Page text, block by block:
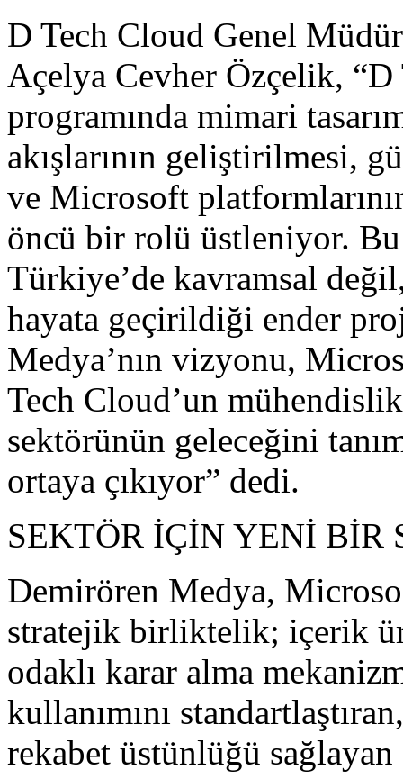
D Tech Cloud Genel Müdür
Açelya Cevher Özçelik,
programında mimari
akışlarının geliştirilmesi,
ve Microsoft
öncü bir rolü üstleniyor.
Türkiye’de kavramsal
hayata geçirildiği ender
Medya’nın vizyonu,
Tech Cloud’un
sektörünün geleceğini
ortaya çıkıyor” dedi.
SEKTÖR İÇİN YENİ BİR
Demirören Medya,
stratejik birliktelik; içerik
odaklı karar alma
kullanımını
rekabet üstünlüğü